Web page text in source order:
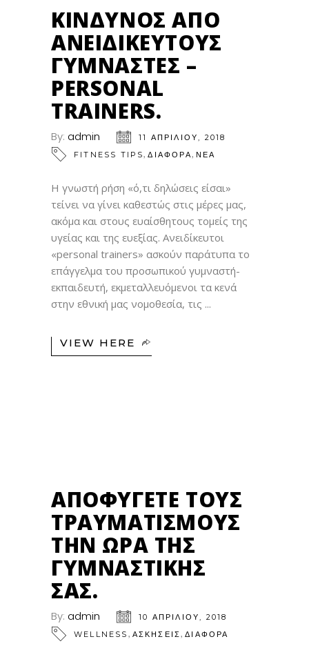
ΚΊΝΔΥΝΟΣ ΑΠΌ
ΑΝΕΙΔΊΚΕΥΤΟΥΣ
ΓΥΜΝΑΣΤΈΣ –
PERSONAL
TRAINERS.
By: admin
11 ΑΠΡΙΛΊΟΥ, 2018
FITNESS TIPS,ΔΙΑΦΟΡΑ, ΝΕΑ
Η γνωστή ρήση «ό,τι δηλώσεις είσαι»
τείνει να γίνει καθεστώς στις μέρες μας,
ακόμα και στους ευαίσθητους τομείς της
υγείας και της ευεξίας. Ανειδίκευτοι
«personal trainers» ασκούν παράτυπα το
επάγγελμα του προσωπικού γυμναστή-
εκπαιδευτή, εκμεταλλευόμενοι τα κενά
στην εθνική μας νομοθεσία, τις
VIEW HERE
ΑΠΟΦΎΓΕΤΕ ΤΟΥΣ
ΤΡΑΥΜΑΤΙΣΜΟΎΣ
ΤΗΝ ΏΡΑ ΤΗΣ
ΓΥΜΝΑΣΤΙΚΉΣ
ΣΑΣ.
By: admin
10 ΑΠΡΙΛΊΟΥ, 2018
WELLNESS , ΑΣΚΗΣΕΙΣ,ΔΙΑΦΟΡΑ